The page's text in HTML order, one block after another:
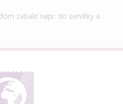
zabaliť napr. do servítky a